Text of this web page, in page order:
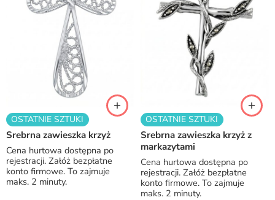
OSTATNIE SZTUKI
Srebrna zawieszka krzyż
Cena hurtowa dostępna po
rejestracji. Załóż bezpłatne
konto firmowe. To zajmuje
maks. 2 minuty.
OSTATNIE SZTUKI
Srebrna zawieszka krzyż z
markazytami
Cena hurtowa dostępna po
rejestracji. Załóż bezpłatne
konto firmowe. To zajmuje
maks. 2 minuty.